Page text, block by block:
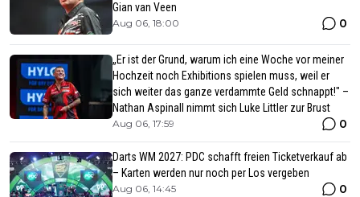
Gian van Veen
Aug 06, 18:00 0
„Er ist der Grund, warum ich eine Woche vor meiner
Hochzeit noch Exhibitions spielen muss, weil er
sich weiter das ganze verdammte Geld schnappt!" –
Nathan Aspinall nimmt sich Luke Littler zur Brust
Aug 06, 17:59 0
Darts WM 2027: PDC schafft freien Ticketverkauf ab
– Karten werden nur noch per Los vergeben
Aug 06, 14:45 0